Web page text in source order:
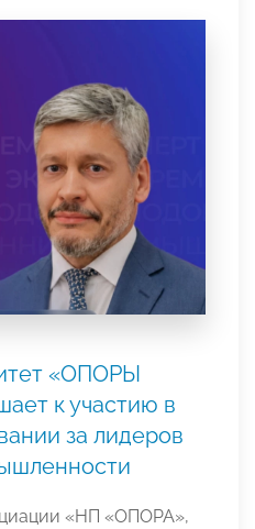
«ОПОРЫ
к участию в
за лидеров
«НП «ОПОРА»,